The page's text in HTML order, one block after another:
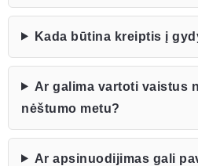
Kada būtina kreiptis į
Ar galima vartoti vaistus
nėštumo metu?
Ar apsinuodijimas gali